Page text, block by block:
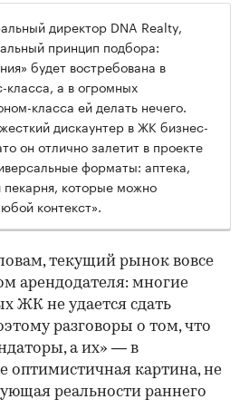
директор DNA Realty,
принцип подбора:
будет востребована в
а в огромных
класса ей делать нечего.
дискаунтер в ЖК бизнес-
он отлично залетит в проекте
форматы: аптека,
которые можно
контекст».
текущий рынок вовсе
арендодателя: многие
ЖК не удается сдать
разговоры о том, что
а их» — в
оптимистичная картина, не
реальности раннего